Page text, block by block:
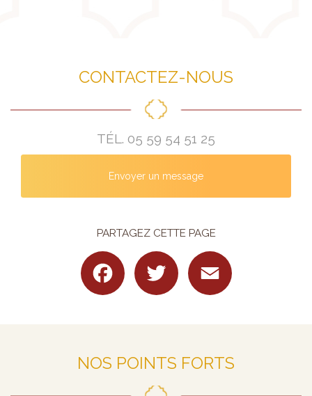
CONTACTEZ-NOUS
TÉL. 05 59 54 51 25
Envoyer un message
PARTAGEZ CETTE PAGE
Facebook Twitter
NOS POINTS FORTS